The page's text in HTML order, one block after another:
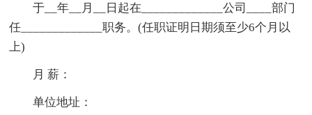
于__年__月__日起在_____________公司____部门
任_____________职务。(任职证明日期须至少6个月以
上)
月 薪：
单位地址：